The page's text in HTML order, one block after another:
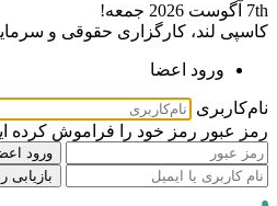
7th آگوست 2026
جمعه!
کاسپی لند، کارگزاری حقوقی و
ورود اعضا
نام‌کاربری
رمز عبور رمز خود را فراموش کرده
ورود
بازیابی